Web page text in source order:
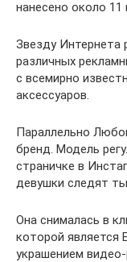
нанесено около 11
Звезду Интернета
различных
с всемирно
аксессуаров.
Параллельно
бренд. Модель
страничке в
девушки следят
Она снималась в
которой является
украшением